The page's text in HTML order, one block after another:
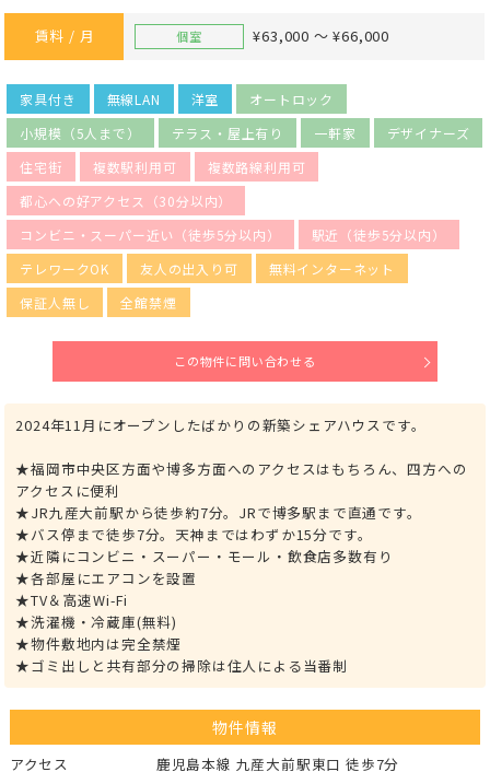
賃料 / 月 個室 ¥63,000 ～ ¥66,000
家具付き 無線LAN 洋室
オートロック
小規模（5人まで）
テラス・屋上有り 一軒家
デザイナーズ
住宅街
複数駅利用可
複数路線利用可
都心への好アクセス（30分以内）
コンビニ・スーパー近い（徒歩5分以内）
駅近（徒歩5分以内）
テレワークOK
友人の出入り可
無料インターネット
保証人無し
全館禁煙
この物件に問い合わせる
2024年11月にオープンしたばかりの新築シェアハウスです。
★福岡市中央区方面や博多方面へのアクセスはもちろん、四方への
アクセスに便利
★JR九産大前駅から徒歩約7分。JRで博多駅まで直通です。
★バス停まで徒歩7分。天神まではわずか15分です。
★近隣にコンビニ・スーパー・モール・飲食店多数有り
★各部屋にエアコンを設置
★TV＆高速Wi-Fi
★洗濯機・冷蔵庫(無料)
★物件敷地内は完全禁煙
★ゴミ出しと共有部分の掃除は住人による当番制
物件情報
アクセス
鹿児島本線 九産大前駅東口 徒歩7分